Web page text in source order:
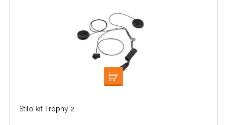
LISA KORVI
Stilo kit Trophy 2